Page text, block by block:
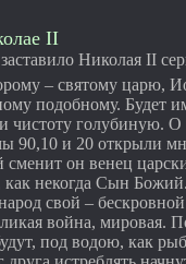
II
Николая II
– святому царю,
подобному. Будет
чистоту голубиную. О
90,10 и 20 открыли
сменит он венец
некогда Сын
свой –
война, мировая.
под водою, как